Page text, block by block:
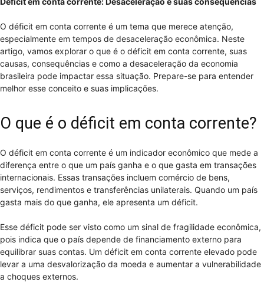
O déficit em conta corrente é um tema que merece atenção,
especialmente em tempos de desaceleração econômica. Neste
artigo, vamos explorar o que é o déficit em conta corrente, suas
causas, consequências e como a desaceleração da economia
brasileira pode impactar essa situação. Prepare-se para entender
melhor esse conceito e suas implicações.
O que é o déficit em conta corrente?
O déficit em conta corrente é um indicador econômico que mede a
diferença entre o que um país ganha e o que gasta em transações
internacionais. Essas transações incluem comércio de bens,
serviços, rendimentos e transferências unilaterais. Quando um país
gasta mais do que ganha, ele apresenta um déficit.
Esse déficit pode ser visto como um sinal de fragilidade econômica,
pois indica que o país depende de financiamento externo para
equilibrar suas contas. Um déficit em conta corrente elevado pode
levar a uma desvalorização da moeda e aumentar a vulnerabilidade
a choques externos.